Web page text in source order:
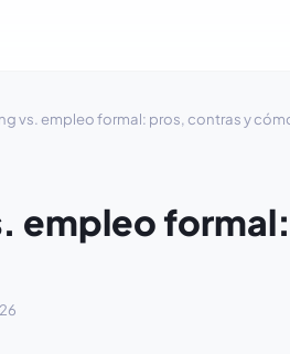
vs. empleo formal: pros, contras y
empleo